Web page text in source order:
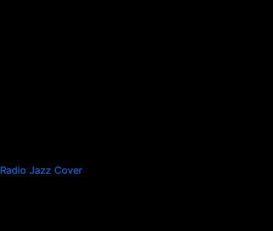
Radio Jazz Cover